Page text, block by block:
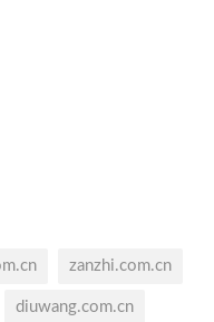
zanzhi.com.cn
diuwang.com.cn